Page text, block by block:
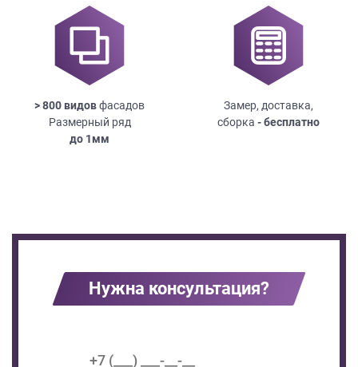
> 800 видовфасадов
Размерный ряд
до 1мм
Замер, доставка,
сборка - бесплатно
Нужна консультация?